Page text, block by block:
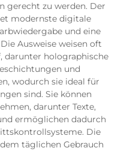
gerecht zu werden. Der
modernste digitale
und eine
Ausweise weisen oft
darunter holographische
und
wodurch sie ideal für
sind. Sie können
darunter Texte,
ermöglichen dadurch
Die
täglichen Gebrauch